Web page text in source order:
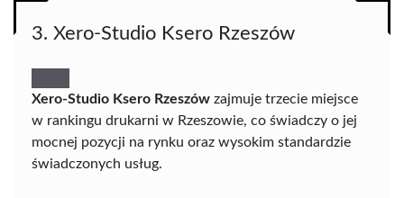
3. Xero-Studio Ksero Rzeszów
Xero-Studio Ksero Rzeszów zajmuje trzecie miejsce
w rankingu drukarni w Rzeszowie, co świadczy o jej
mocnej pozycji na rynku oraz wysokim standardzie
świadczonych usług.